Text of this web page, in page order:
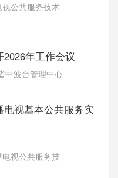
公共服务技术
年工作会议
中波台管理中心
视基本公共服务实
视公共服务技